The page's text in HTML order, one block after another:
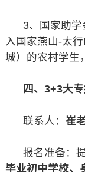
3、国家助学
入国家燕山-太
城）的农村学生
四、3+3大
联系人： 崔
报名准备：
毕业初中学校、